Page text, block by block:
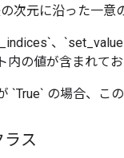
次元に沿った一意
、
内の値が含まれて
`True` の場合、こ
ス